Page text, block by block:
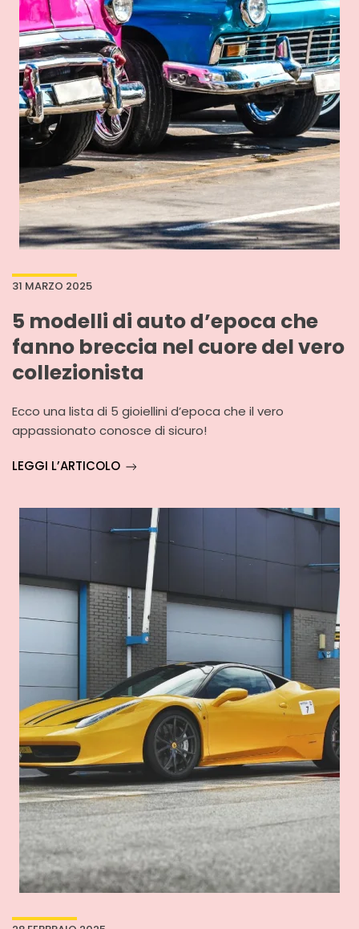
31 MARZO 2025
5 modelli di auto d’epoca che
fanno breccia nel cuore del vero
collezionista
Ecco una lista di 5 gioiellini d’epoca che il vero
appassionato conosce di sicuro!
LEGGI L’ARTICOLO